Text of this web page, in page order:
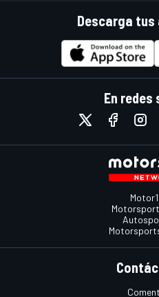
Descarga
En